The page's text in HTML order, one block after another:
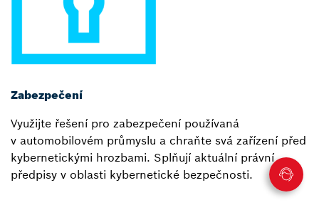
Zabezpečení
Využijte řešení pro zabezpečení používaná
v automobilovém průmyslu a chraňte svá zařízení před
kybernetickými hrozbami. Splňují aktuální právní
předpisy v oblasti kybernetické bezpečnosti.